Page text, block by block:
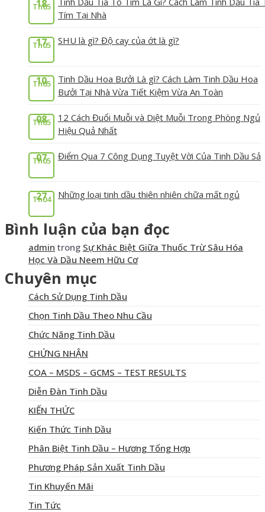
18
Th05
Tím Tại Nhà
17
Th05 SHU là gì? Độ cay của ớt là gì?
10
Th05
Tinh Dầu Hoa Bưởi Là gì? Cách Làm Tinh Dầu Hoa
Bưởi Tại Nhà Vừa Tiết Kiệm Vừa An Toàn
08
Th05
12 Cách Đuổi Muỗi và Diệt Muỗi Trong Phòng Ngủ
Hiệu Quả Nhất
07
Th05 Điểm Qua 7 Công Dụng Tuyệt Vời Của Tinh Dầu Sả
27
Th04 Những loại tinh dầu thiên nhiên chữa mất ngủ
Bình luận của bạn đọc
admin trong Sự Khác Biệt Giữa Thuốc Trừ Sâu Hóa
Học Và Dầu Neem Hữu Cơ
Chuyên mục
Cách Sử Dụng Tinh Dầu
Chọn Tinh Dầu Theo Nhu Cầu
Chức Năng Tinh Dầu
CHỨNG NHẬN
COA – MSDS – GCMS – TEST RESULTS
Diễn Đàn Tinh Dầu
KIẾN THỨC
Kiến Thức Tinh Dầu
Phân Biệt Tinh Dầu – Hương Tổng Hợp
Phương Pháp Sản Xuất Tinh Dầu
Tin Khuyến Mãi
Tin Tức